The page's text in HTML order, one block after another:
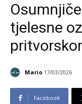
tjelesne
Mario 17/03/2026
Facebook